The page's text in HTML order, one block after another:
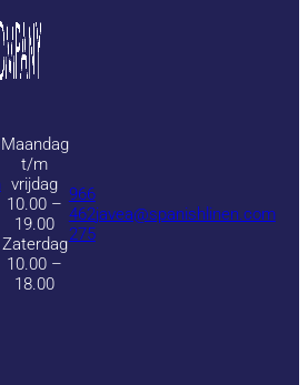
Maandag
t/m
vrijdag
10.00 –
19.00
Zaterdag
10.00 –
18.00
966
462
275
javea@spanishlinen.com